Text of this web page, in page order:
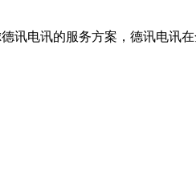
讯电讯的服务方案，德讯电讯